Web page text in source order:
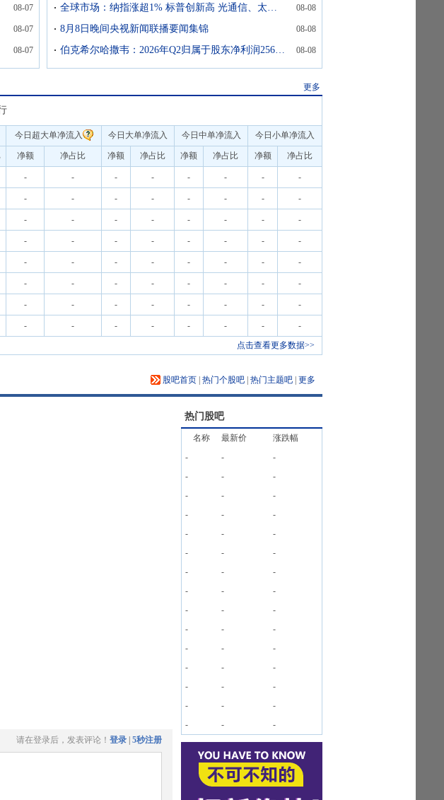
08-07
08-07
08-07
全球市场：纳指涨超1% 标普创新高 光通信、太空板块大涨 SpaceX涨超15% 08-08
8月8日晚间央视新闻联播要闻集锦 08-08
伯克希尔哈撒韦：2026年Q2归属于股东净利润256.67亿美元 08-08
更多
今日超大单净流入 今日大单净流入 今日中单净流入 今日小单净流入
净额 净占比 净额 净占比 净额 净占比 净额 净占比
- - - - - - - -
- - - - - - - -
- - - - - - - -
- - - - - - - -
- - - - - - - -
- - - - - - - -
- - - - - - - -
- - - - - - -
-
点击查看更多数据>>
股吧首页 热门个股吧 热门主题吧 更多
请在登录后，发表评论！ 登录 5秒注册
热门股吧
名称 最新价
涨跌幅
-
-
-
-
-
-
-
-
-
-
-
-
-
-
-
-
-
-
-
-
-
-
-
-
-
-
-
-
-
-
-
-
-
-
-
-
-
-
-
-
-
-
-
- -